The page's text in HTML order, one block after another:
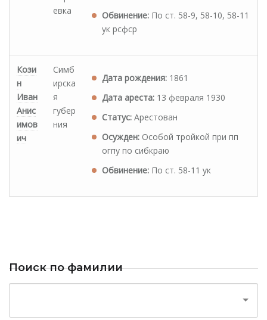
евка
Обвинение: По ст. 58-9, 58-10, 58-11
ук рсфср
Кози
н
Иван
Анис
имов
ич
Симб
ирска
я
губер
ния
Дата рождения: 1861
Дата ареста: 13 февраля 1930
Статус: Арестован
Осужден: Особой тройкой при пп
огпу по сибкраю
Обвинение: По ст. 58-11 ук
Поиск по фамилии